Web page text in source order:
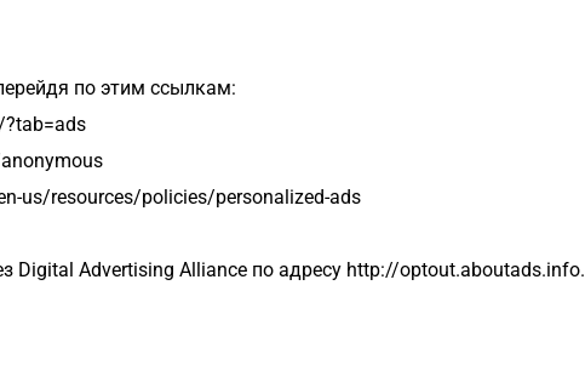
по этим ссылкам:
us/resources/policies/personalized-ads
Digital Advertising Alliance по адресу http://optout.aboutads.info.